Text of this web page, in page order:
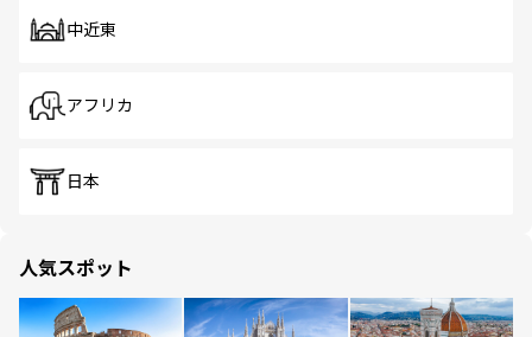
中近東
アフリカ
日本
人気スポット